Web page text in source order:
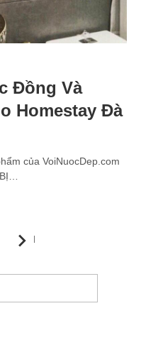
Đồng Và
Homestay Đà
của VoiNuocDep.com
Next